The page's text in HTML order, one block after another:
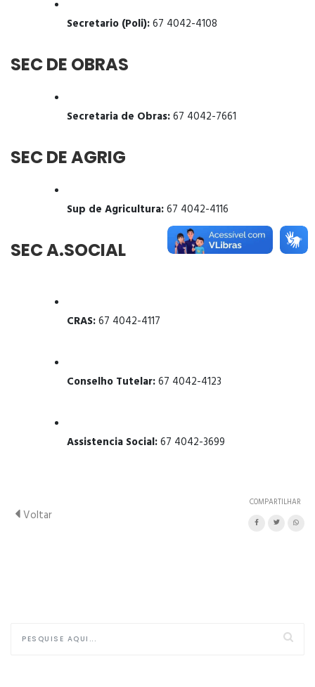
Secretario (Poli):67 4042-4108
SEC DE OBRAS
Secretaria de Obras:67 4042-7661
SEC DE AGRIG
Sup de Agricultura:67 4042-4116
SEC A.SOCIAL
CRAS:67 4042-4117
Conselho Tutelar:67 4042-4123
Assistencia Social:67 4042-3699
Voltar
COMPARTILHAR